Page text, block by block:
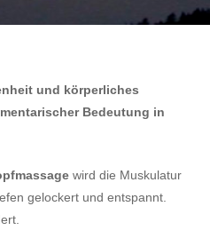
und körperliches
Bedeutung in
wird die Muskulatur
gelockert und entspannt.